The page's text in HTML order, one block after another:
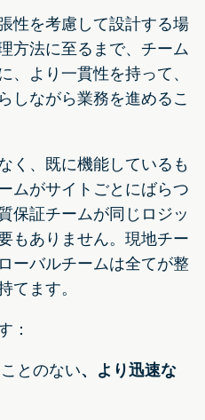
性を考慮して設計する場
方法に至るまで、チーム
、より一貫性を持って、
しながら業務を進めるこ
く、既に機能しているも
ムがサイトごとにばらつ
保証チームが同じロジッ
もありません。現地チー
ーバルチームは全てが整
てます。
：
とのない、より迅速な